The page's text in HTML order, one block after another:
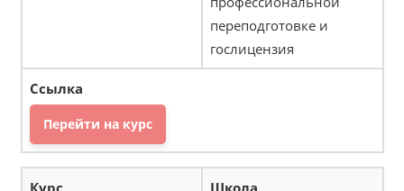
переподготовке и
гослицензия
Перейти на курс